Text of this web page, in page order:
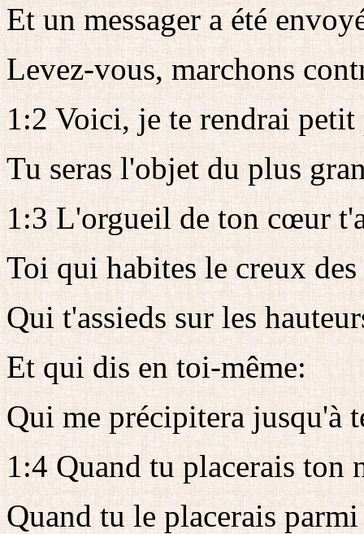
Et un messager a été
Levez-vous, marchons
1:2 Voici, je te rendrai
Tu seras l'objet du plus
1:3 L'orgueil de ton cœur
Toi qui habites le creux des
Qui t'assieds sur les
Et qui dis en toi-même:
Qui me précipitera jusqu'à
1:4 Quand tu placerais ton
Quand tu le placerais